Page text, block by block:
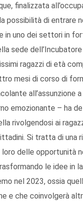
finalizzata
possibilità di
uno dei settori in
sede
ragazzi di età
mesi di corso di
all’assunzione
emozionante –
rivolgendosi ai
Si tratta di una
delle opportunità
le idee in
nel 2023, ossia
e che coinvolgerà